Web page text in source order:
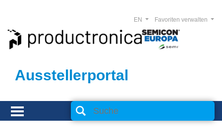
Ausstellerportal
Favoriten verwalten
EN